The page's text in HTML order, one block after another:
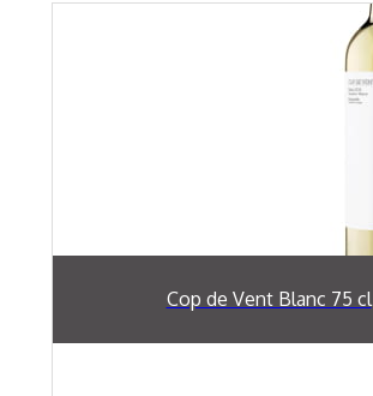
Cop de Vent Blanc 75 cl